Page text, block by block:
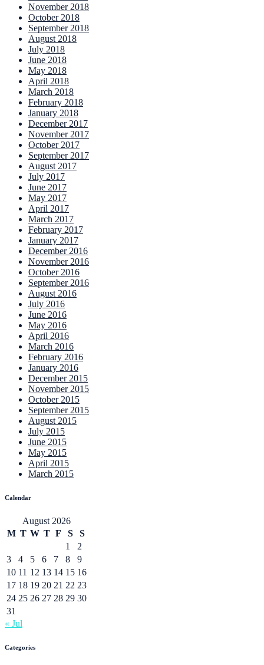
November 2018
October 2018
September 2018
August 2018
July 2018
June 2018
May 2018
April 2018
March 2018
February 2018
January 2018
December 2017
November 2017
October 2017
September 2017
August 2017
July 2017
June 2017
May 2017
April 2017
March 2017
February 2017
January 2017
December 2016
November 2016
October 2016
September 2016
August 2016
July 2016
June 2016
May 2016
April 2016
March 2016
February 2016
January 2016
December 2015
November 2015
October 2015
September 2015
August 2015
July 2015
June 2015
May 2015
April 2015
March 2015
Calendar
August 2026
M T W T F S
S
1
2
3
4 5 6 7 8
9
10 11 12 13 14 15 16
17 18 19 20 21 22 23
24 25 26 27 28 29 30
31
« Jul
Categories